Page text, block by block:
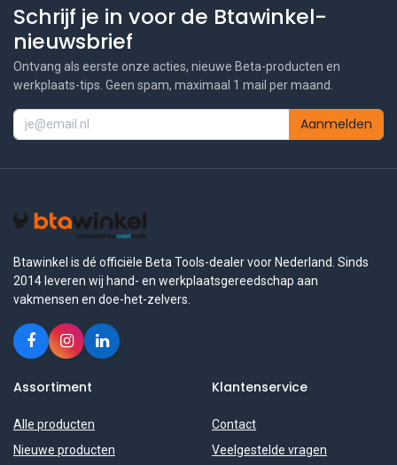
Schrijf je in voor de Btawinkel-
nieuwsbrief
Ontvang als eerste onze acties, nieuwe Beta-producten en
werkplaats-tips. Geen spam, maximaal 1 mail per maand.
Aanmelden
Btawinkel is dé officiële Beta Tools-dealer voor Nederland. Sinds
2014 leveren wij hand- en werkplaatsgereedschap aan
vakmensen en doe-het-zelvers.
Assortiment
Alle producten
Nieuwe producten
Klantenservice
Contact
Veelgestelde vragen